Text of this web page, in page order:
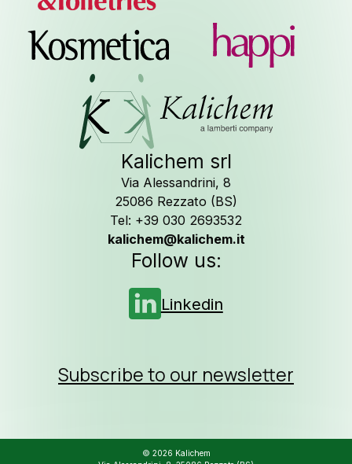
Job
Follow us on
Kalichem srl
Via Alessandrini, 8
25086 Rezzato (BS)
Tel: +39 030 2693532
kalichem@kalichem.it
Follow us:
Linkedin
Subscribe to our newsletter
© 2026 Kalichem